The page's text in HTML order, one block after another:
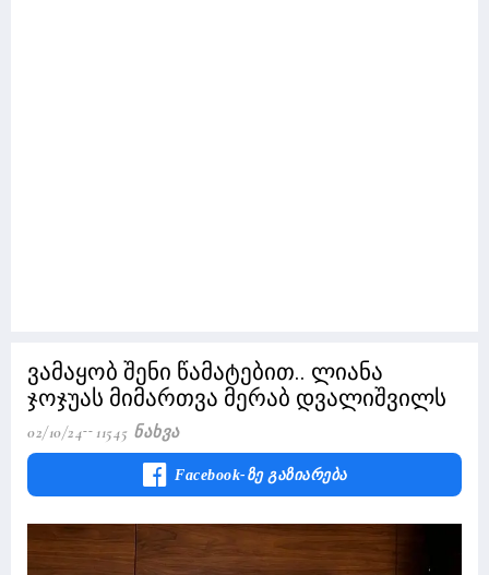
ვამაყობ შენი წამატებით.. ლიანა
ჯოჯუას მიმართვა მერაბ დვალიშვილს
02/10/24 11545 Ნახვა
Facebook-Ზე Გაზიარება